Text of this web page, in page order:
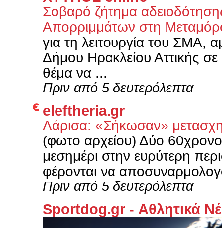
Σοβαρό ζήτημα
Απορριμμάτων στη
για τη λειτουργία του ΣΜΑ,
Δήμου Ηρακλείου Αττικής
θέμα να ...
Πριν από 5 δευτερόλεπτα
eleftheria.gr
Λάρισα: «Σήκωσαν»
(φωτο αρχείου) Δύο
μεσημέρι στην ευρύτερη
φέρονται να
Πριν από 5 δευτερόλεπτα
Sportdog.gr - Αθλητικά